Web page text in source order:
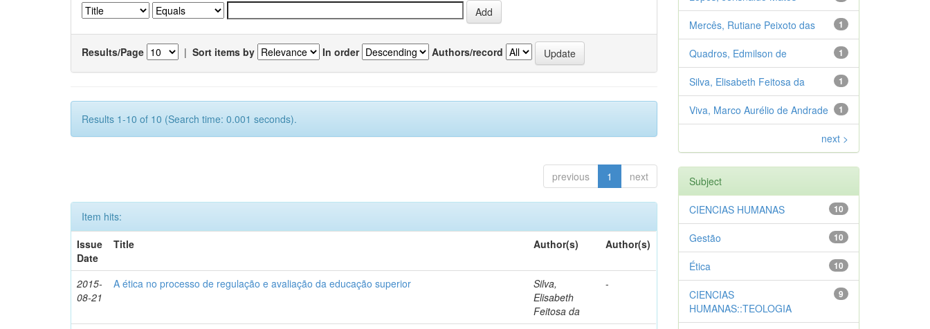
Results/Page | Sort items by In order Authors/record
Results 1-10 of 10 (Search time: 0.001 seconds).
previous 1 next
Item hits:
Issue
Date
Title Author(s) Author(s)
2015-
08-21
A ética no processo de regulação e avaliação da educação superior
Silva,
Elisabeth
Feitosa da
-
1
Mercês, Rutiane Peixoto das
1
Quadros, Edmilson de
1
Silva, Elisabeth Feitosa da
1
Viva, Marco Aurélio de Andrade
next >
Subject
10
CIENCIAS HUMANAS
10
Gestão
10
Ética
9
CIENCIAS
HUMANAS::TEOLOGIA